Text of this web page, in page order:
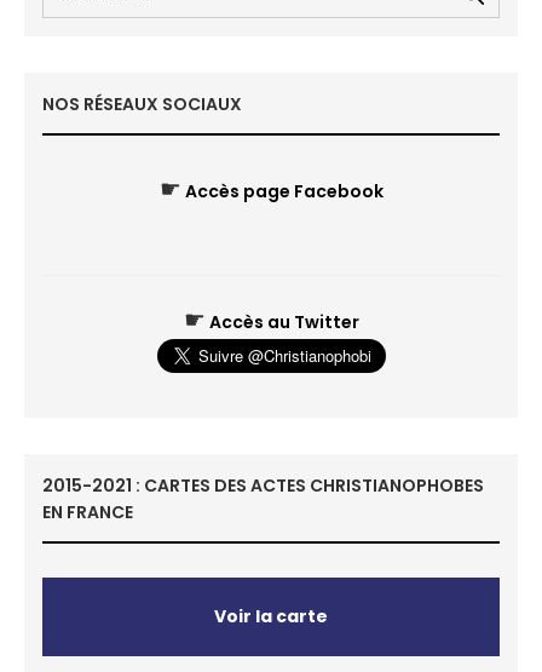
NOS RÉSEAUX SOCIAUX
☛ Accès page Facebook
☛ Accès au Twitter
2015-2021 : CARTES DES ACTES CHRISTIANOPHOBES
EN FRANCE
Voir la carte